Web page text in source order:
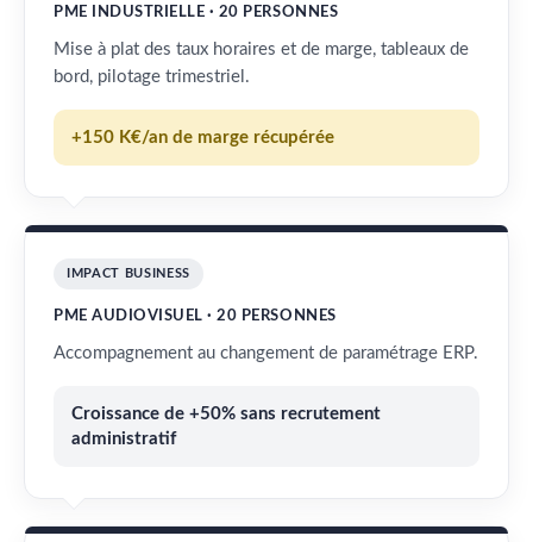
PME INDUSTRIELLE · 20 PERSONNES
Mise à plat des taux horaires et de marge, tableaux de
bord, pilotage trimestriel.
+150 K€/an de marge récupérée
IMPACT BUSINESS
PME AUDIOVISUEL · 20 PERSONNES
Accompagnement au changement de paramétrage ERP.
Croissance de +50% sans recrutement
administratif